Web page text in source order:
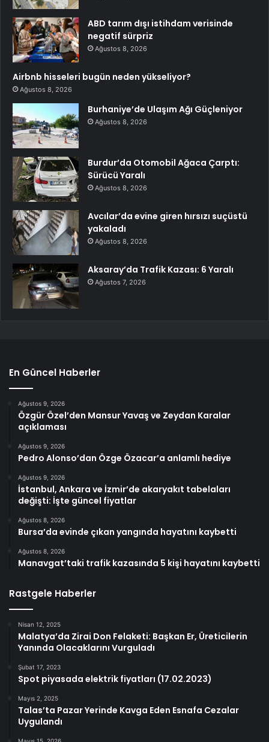
ABD tarım dışı istihdam verisinde
negatif sürpriz
Ağustos 8, 2026
Airbnb hisseleri bugün neden yükseliyor?
Ağustos 8, 2026
Burhaniye’de Ulaşım Ağı Güçleniyor
Ağustos 8, 2026
Burdur’da Otomobil Ağaca Çarptı:
Sürücü Yaralı
Ağustos 8, 2026
Avcılar’da evine giren hırsızı suçüstü
yakaladı
Ağustos 8, 2026
Aksaray’da Trafik Kazası: 6 Yaralı
Ağustos 7, 2026
En Güncel Haberler
Ağustos 9, 2026
Özgür Özel’den Mansur Yavaş ve Zeydan Karalar
açıklaması
Ağustos 9, 2026
Pedro Alonso’dan Özge Özacar’a anlamlı hediye
Ağustos 9, 2026
İstanbul, Ankara ve İzmir’de akaryakıt tabelaları
değişti: İşte güncel fiyatlar
Ağustos 8, 2026
Bursa’da evinde çıkan yangında hayatını kaybetti
Ağustos 8, 2026
Manavgat’taki trafik kazasında 5 kişi hayatını kaybetti
Rastgele Haberler
Nisan 12, 2025
Malatya’da Zirai Don Felaketi: Başkan Er, Üreticilerin
Yanında Olacaklarını Vurguladı
Şubat 17, 2023
Spot piyasada elektrik fiyatları (17.02.2023)
Mayıs 2, 2025
Talas’ta Pazar Yerinde Kavga Eden Esnafa Cezalar
Uygulandı
Mayıs 15, 2026